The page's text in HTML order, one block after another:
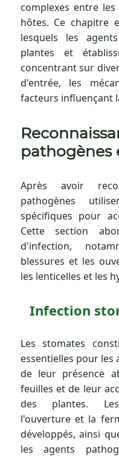
complexes entre
hôtes. Ce chapitre
lesquels les
plantes et
concentrant sur
d'entrée, les
facteurs influençant
pathogènes
Après avoir
pathogènes
spécifiques pour
Cette section
d'infection,
blessures et les
les lenticelles et les
Infection
Les stomates
essentielles pour les
de leur présence
feuilles et de leur
des plantes.
l'ouverture et la
développés, ainsi
les agents